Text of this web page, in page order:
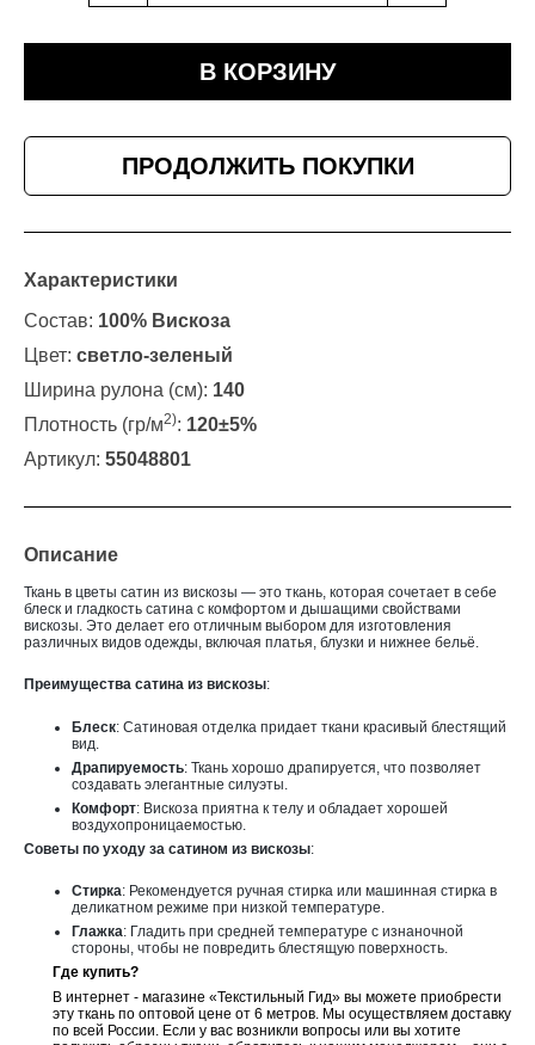
В КОРЗИНУ
ПРОДОЛЖИТЬ ПОКУПКИ
Характеристики
Состав: 100% Вискоза
Цвет: светло-зеленый
Ширина рулона (см): 140
Плотность (гр/м2): 120±5%
Артикул: 55048801
Описание
Ткань в цветы сатин из вискозы — это ткань, которая сочетает в себе
блеск и гладкость сатина с комфортом и дышащими свойствами
вискозы. Это делает его отличным выбором для изготовления
различных видов одежды, включая платья, блузки и нижнее бельё.
Преимущества сатина из вискозы:
Блеск: Сатиновая отделка придает ткани красивый блестящий
вид.
Драпируемость: Ткань хорошо драпируется, что позволяет
создавать элегантные силуэты.
Комфорт: Вискоза приятна к телу и обладает хорошей
воздухопроницаемостью.
Советы по уходу за сатином из вискозы:
Стирка: Рекомендуется ручная стирка или машинная стирка в
деликатном режиме при низкой температуре.
Глажка: Гладить при средней температуре с изнаночной
стороны, чтобы не повредить блестящую поверхность.
Где купить?
В интернет - магазине «Текстильный Гид» вы можете приобрести
эту ткань по оптовой цене от 6 метров. Мы осуществляем доставку
по всей России. Если у вас возникли вопросы или вы хотите